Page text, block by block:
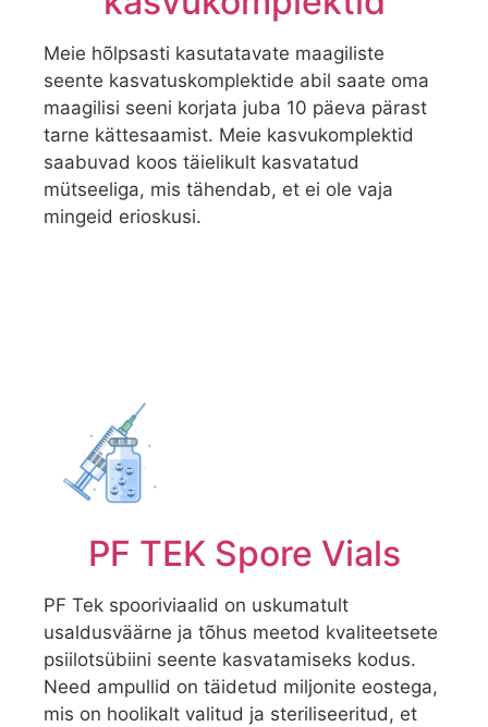
Meie hõlpsasti kasutatavate maagiliste
seente kasvatuskomplektide abil saate oma
maagilisi seeni korjata juba 10 päeva pärast
tarne kättesaamist. Meie kasvukomplektid
saabuvad koos täielikult kasvatatud
mütseeliga, mis tähendab, et ei ole vaja
mingeid erioskusi.
PF TEK Spore Vials
PF Tek spooriviaalid on uskumatult
usaldusväärne ja tõhus meetod kvaliteetsete
psiilotsübiini seente kasvatamiseks kodus.
Need ampullid on täidetud miljonite eostega,
mis on hoolikalt valitud ja steriliseeritud, et